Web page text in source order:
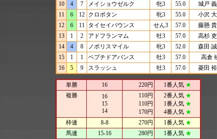
10
4 7 メイショウゼルク 牝3 55.0
城戸
11
6 12 クロボタン 牝3 55.0
小沢
12
6 11 タイセイバウンス せん3 57.0
藤懸
13
1 2 アドフランマム 牡3 57.0
高杉
14
4 8 ノボリスマイル 牝3 52.0
森田
15
1 1 ペプチドアバンス 牡3 57.0
高倉
16
5 9 スラッシュ 牡3 57.0 菱田
単勝 16 220円 1番人気 ★
複勝
16
15
14
110円
110円
170円
2番人気 ★
1番人気 ★
4番人気 ★
枠連
8-8 270円 1番人気 ★
馬連
15-16 280円 1番人気 ★